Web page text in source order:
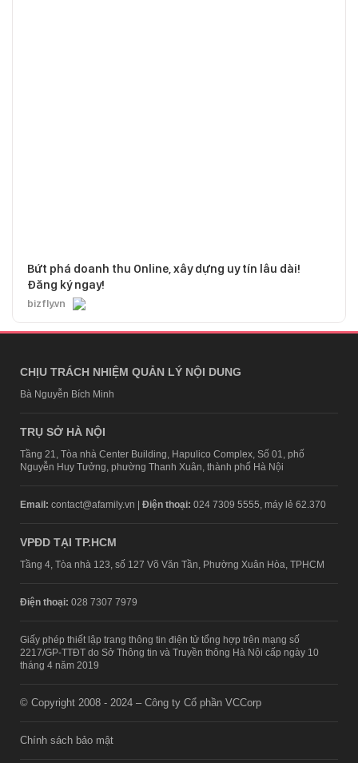
Bứt phá doanh thu Online, xây dựng uy tín lâu dài!
Đăng ký ngay!
bizfly.vn
CHỊU TRÁCH NHIỆM QUẢN LÝ NỘI DUNG
Bà Nguyễn Bích Minh
TRỤ SỞ HÀ NỘI
Tầng 21, Tòa nhà Center Building, Hapulico Complex, Số 01, phố
Nguyễn Huy Tưởng, phường Thanh Xuân, thành phố Hà Nội
Email: contact@afamily.vn | Điện thoại: 024 7309 5555, máy lẻ 62.370
VPĐD TẠI TP.HCM
Tầng 4, Tòa nhà 123, số 127 Võ Văn Tần, Phường Xuân Hòa, TPHCM
Điện thoại: 028 7307 7979
Giấy phép thiết lập trang thông tin điện tử tổng hợp trên mạng số
2217/GP-TTĐT do Sở Thông tin và Truyền thông Hà Nội cấp ngày 10
tháng 4 năm 2019
© Copyright 2008 - 2024 – Công ty Cổ phần VCCorp
Chính sách bảo mật